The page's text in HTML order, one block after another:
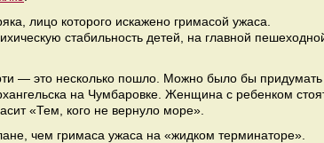
лицо которого искажено гримасой ужаса.
стабильность детей, на главной
— это несколько пошло. Можно было бы придумать
на Чумбаровке. Женщина с ребенком
«Тем, кого не вернуло море».
чем гримаса ужаса на «жидком терминаторе».